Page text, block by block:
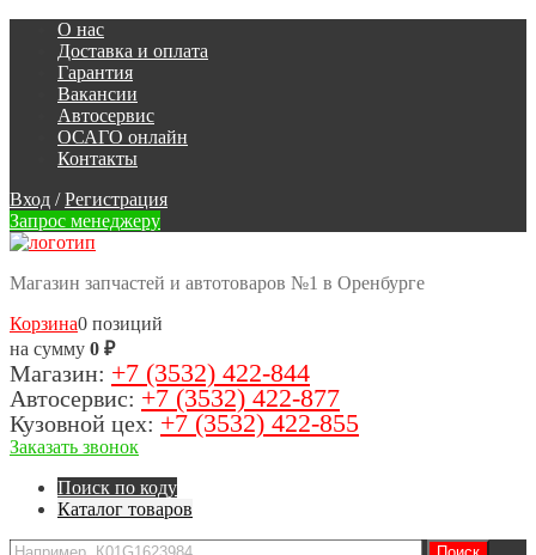
О нас
Доставка и оплата
Гарантия
Вакансии
Автосервис
ОСАГО онлайн
Контакты
Вход / Регистрация
Запрос менеджеру
Магазин запчастей и автотоваров №1 в Оренбурге
Корзина0 позиций
на сумму 0 ₽
Магазин: +7 (3532) 422-844
Автосервис: +7 (3532) 422-877
Кузовной цех: +7 (3532) 422-855
Заказать звонок
Поиск по коду
Каталог товаров